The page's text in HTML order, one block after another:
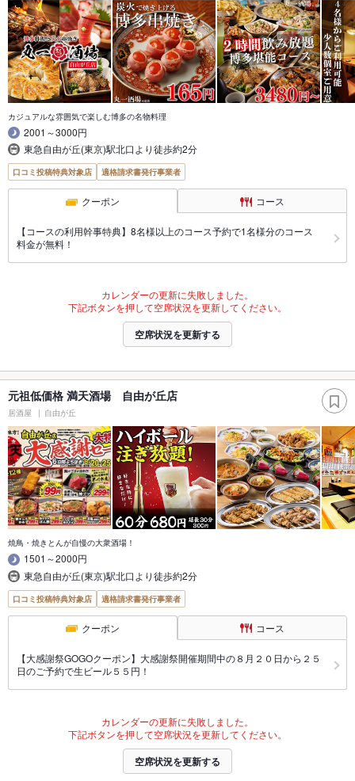
カジュアルな雰囲気で楽しむ博多の名物料理
2001～3000円
東急自由が丘(東京)駅北口より徒歩約2分
口コミ投稿特典対象店 適格請求書発行事業者
クーポン コース
【コースの利用幹事特典】8名様以上のコース予約で1名様分のコース
料金が無料！
カレンダーの更新に失敗しました。
下記ボタンを押して空席状況を更新してください。
空席状況を更新する
元祖低価格 満天酒場 自由が丘店
居酒屋 自由が丘
焼鳥・焼きとんが自慢の大衆酒場！
1501～2000円
東急自由が丘(東京)駅北口より徒歩約2分
口コミ投稿特典対象店 適格請求書発行事業者
クーポン コース
【大感謝祭GOGOクーポン】大感謝祭開催期間中の８月２０日から２５
日のご予約で生ビール５５円！
カレンダーの更新に失敗しました。
下記ボタンを押して空席状況を更新してください。
空席状況を更新する